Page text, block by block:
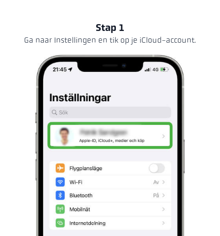
Stap 1
Ga naar Instellingen en tik op je iCloud-account.